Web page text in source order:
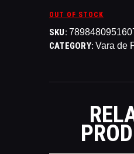
PARCEIROS
MANEJO DO
OUT OF STOCK
SKU:
CATEGORY:Vara de